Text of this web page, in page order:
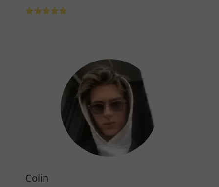
⭐⭐⭐⭐⭐
Colin